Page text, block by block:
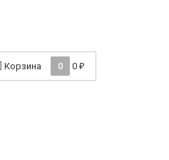
Корзина 0 0 ₽